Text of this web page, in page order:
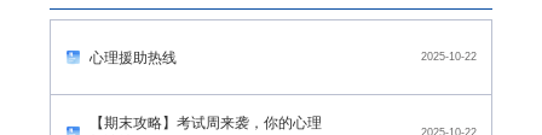
心理援助热线 2025-10-22
【期末攻略】考试周来袭，你的心理
2025-10-22